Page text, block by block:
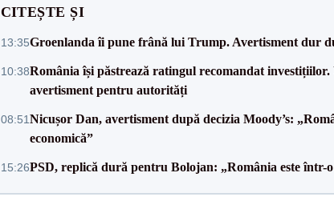
CITEȘTE ȘI
13:35Groenlanda îi pune frână lui Trump. Avertisment dur
10:38România își păstrează ratingul recomandat
avertisment pentru autorități
08:51Nicușor Dan, avertisment după decizia Moody’s:
economică”
15:26PSD, replică dură pentru Bolojan: „România este într-